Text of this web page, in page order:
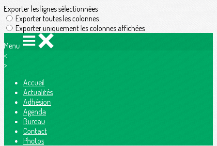
Exporter les lignes sélectionnées
Exporter toutes les colonnes
Exporter uniquement les colonnes affichées
Menu
<
>
Accueil
Actualités
Adhésion
Agenda
Bureau
Contact
Photos